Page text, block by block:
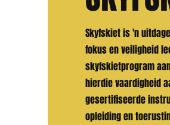
Skyfskiet is 'n
fokus en veiligheid
skyfskietprogram
hierdie vaardigheid
gesertifiseerde
opleiding en